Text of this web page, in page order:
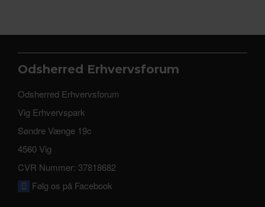
Odsherred Erhvervsforum
Odsherred Erhvervsforum
Vig Erhvervspark
Søndre Vænge 19c
4560 Vig
CVR Nummer: 37818682
Følg os på Facebook